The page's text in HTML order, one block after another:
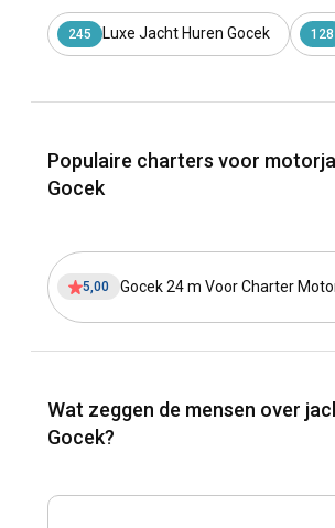
245 Luxe Jacht Huren Gocek 128
Populaire charters voor
Gocek
5,00 Gocek 24 m Voor Charter
Wat zeggen de mensen over
Gocek?